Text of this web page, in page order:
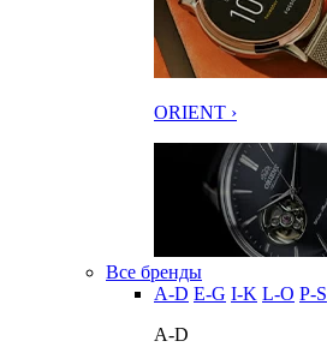
ORIENT ›
Все бренды
A-D E-G I-K L-O P-S
A-D